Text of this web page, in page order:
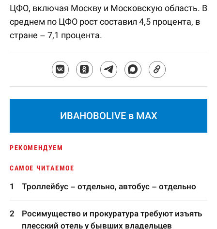
ЦФО, включая Москву и Московскую область. В
среднем по ЦФО рост составил 4,5 процента, в
стране – 7,1 процента.
ИВАНОВОLIVE в MAX
РЕКОМЕНДУЕМ
САМОЕ ЧИТАЕМОЕ
Троллейбус – отдельно, автобус – отдельно
Росимущество и прокуратура требуют изъять
плесский отель у бывших владельцев